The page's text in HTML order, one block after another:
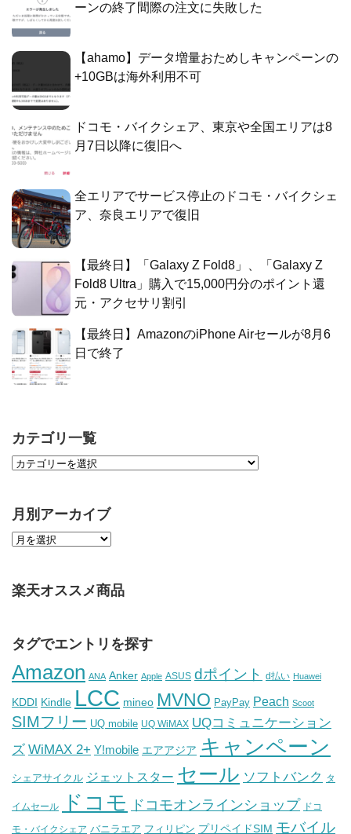
ーンの終了間際の注文に失敗した
【ahamo】データ増量おためしキャンペーンの
+10GBは海外利用不可
ドコモ・バイクシェア、東京や全国エリアは8
月7日以降に復旧へ
全エリアでサービス停止のドコモ・バイクシェ
ア、奈良エリアで復旧
【最終日】「Galaxy Z Fold8」、「Galaxy Z
Fold8 Ultra」購入で15,000円分のポイント還
元・アクセサリ割引
【最終日】AmazonのiPhone Airセールが8月6
日で終了
カテゴリ一覧
月別アーカイブ
楽天オススメ商品
タグでエントリを探す
Amazon ANA Anker Apple ASUS dポイント d払い Huawei
KDDI Kindle LCC mineo MVNO PayPay Peach Scoot
SIMフリー UQ mobile UQ WiMAX UQコミュニケーション
ズ WiMAX 2+ Y!mobile エアアジア キャンペーン
シェアサイクル ジェットスター セール ソフトバンク タ
イムセール ドコモ ドコモオンラインショップ ドコ
モ・バイクシェア バニラエア フィリピン プリペイドSIM モバイル